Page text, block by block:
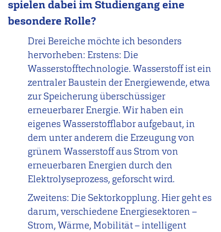
spielen dabei im Studiengang eine
besondere Rolle?
Drei Bereiche möchte ich besonders
hervorheben: Erstens: Die
Wasserstofftechnologie. Wasserstoff ist ein
zentraler Baustein der Energiewende, etwa
zur Speicherung überschüssiger
erneuerbarer Energie. Wir haben ein
eigenes Wasserstofflabor aufgebaut, in
dem unter anderem die Erzeugung von
grünem Wasserstoff aus Strom von
erneuerbaren Energien durch den
Elektrolyseprozess, geforscht wird.
Zweitens: Die Sektorkopplung. Hier geht es
darum, verschiedene Energiesektoren –
Strom, Wärme, Mobilität – intelligent